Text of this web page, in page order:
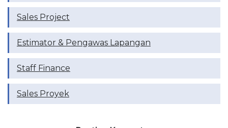
Sales Project
Estimator & Pengawas Lapangan
Staff Finance
Sales Proyek